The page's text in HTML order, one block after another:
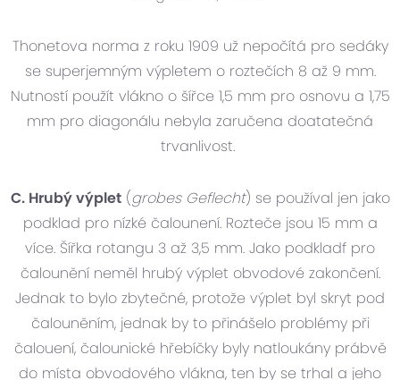
Thonetova norma z roku 1909 už nepočítá pro sedáky
se superjemným výpletem o roztečích 8 až 9 mm.
Nutností použít vlákno o šířce 1,5 mm pro osnovu a 1,75
mm pro diagonálu nebyla zaručena doatatečná
trvanlivost.
C. Hrubý výplet(grobes Geflecht) se používal jen jako
podklad pro nízké čalounení. Rozteče jsou 15 mm a
více. Šířka rotangu 3 až 3,5 mm. Jako podkladf pro
čalounění neměl hrubý výplet obvodové zakončení.
Jednak to bylo zbytečné, protože výplet byl skryt pod
čalouněním, jednak by to přinášelo problémy při
čalouení, čalounické hřebíčky byly natloukány prábvě
do místa obvodového vlákna, ten by se trhal a jeho